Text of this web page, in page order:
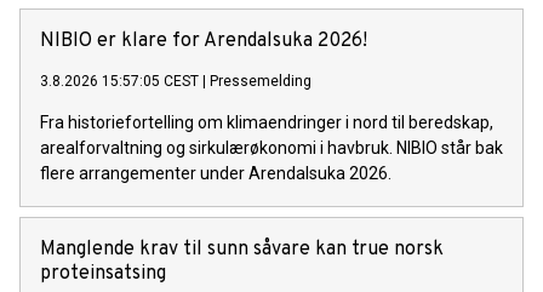
NIBIO er klare for Arendalsuka 2026!
3.8.2026 15:57:05 CEST | Pressemelding
Fra historiefortelling om klimaendringer i nord til beredskap,
arealforvaltning og sirkulærøkonomi i havbruk. NIBIO står bak
flere arrangementer under Arendalsuka 2026.
Manglende krav til sunn såvare kan true norsk
proteinsatsing